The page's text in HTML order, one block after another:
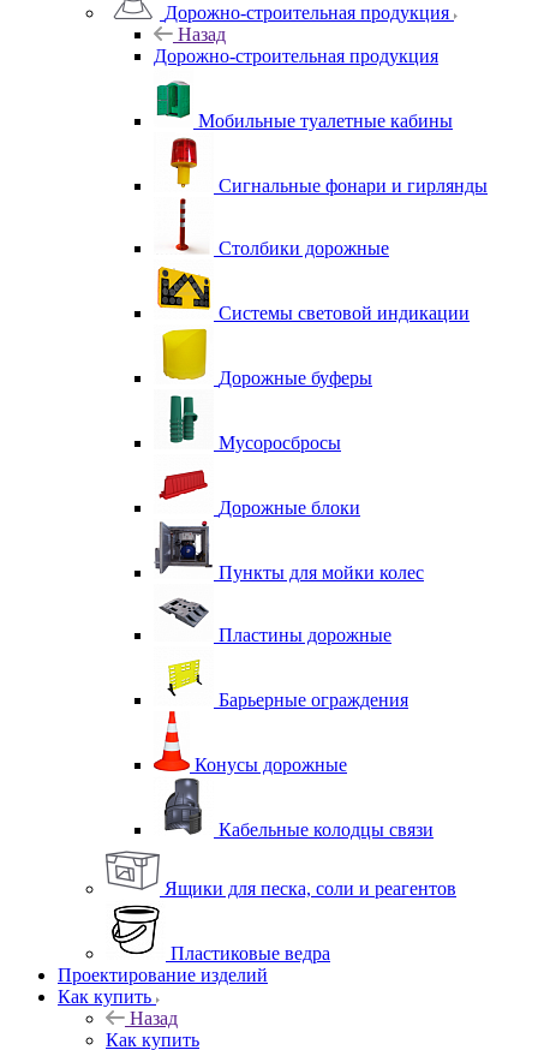
Дорожно-строительная продукция
Назад
Дорожно-строительная продукция
Мобильные туалетные кабины
Сигнальные фонари и гирлянды
Столбики дорожные
Системы световой индикации
Дорожные буферы
Мусоросбросы
Дорожные блоки
Пункты для мойки колес
Пластины дорожные
Барьерные ограждения
Конусы дорожные
Кабельные колодцы связи
Ящики для песка, соли и реагентов
Пластиковые ведра
Проектирование изделий
Как купить
Назад
Как купить